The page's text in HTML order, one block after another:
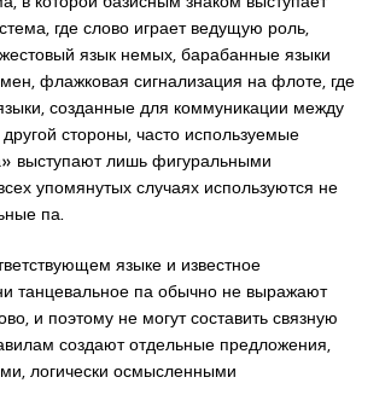
где слово играет ведущую роль,
язык немых, барабанные языки
флажковая сигнализация на флоте, где
созданные для коммуникации между
стороны, часто используемые
выступают лишь фигуральными
упомянутых случаях используются не
па.
языке и известное
танцевальное па обычно не выражают
и поэтому не могут составить связную
создают отдельные предложения,
логически осмысленными